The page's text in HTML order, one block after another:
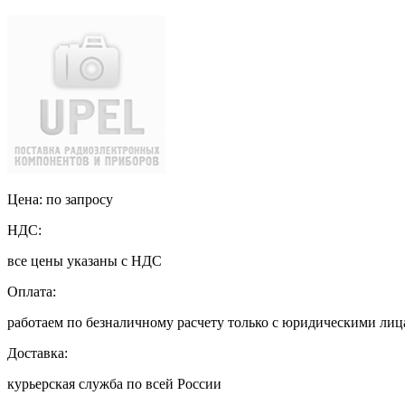
Цена: по запросу
НДС:
все цены указаны с НДС
Оплата:
работаем по безналичному расчету только с юридическими
Доставка:
курьерская служба по всей России